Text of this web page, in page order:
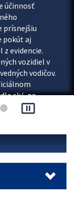
účinnosť
prísnejšiu
pokút aj
evidencie.
vozidiel v
vodičov.
, na
si...
pause_presentation